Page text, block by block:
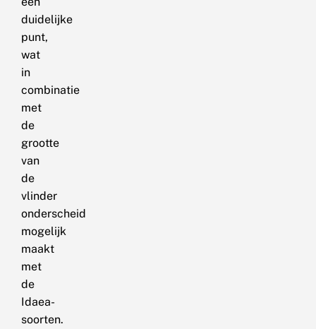
duidelijke
punt,
wat
in
combinatie
met
de
grootte
van
de
vlinder
onderscheid
mogelijk
maakt
met
de
Idaea-
soorten.